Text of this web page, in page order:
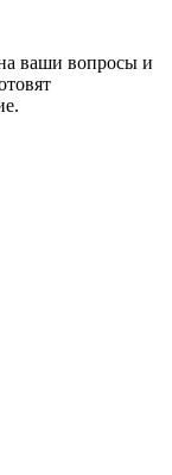
ваши вопросы и